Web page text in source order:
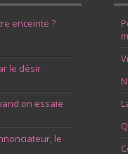
enceinte ?
le désir
on essaie
le